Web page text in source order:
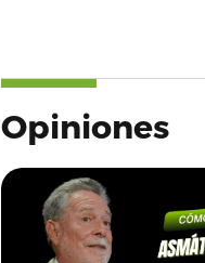
Opiniones